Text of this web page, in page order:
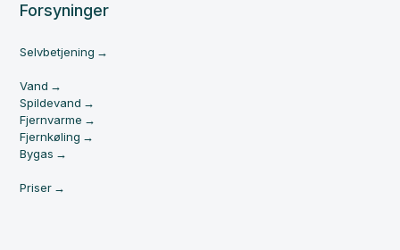
Forsyninger
Selvbetjening
Vand
Spildevand
Fjernvarme
Fjernkøling
Bygas
Priser